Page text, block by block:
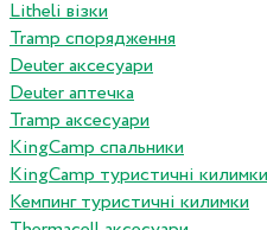
Litheli візки
Tramp спорядження
Deuter аксесуари
Deuter аптечка
Tramp аксесуари
KingCamp спальники
KingCamp туристичні килимки
Кемпинг туристичні килимки